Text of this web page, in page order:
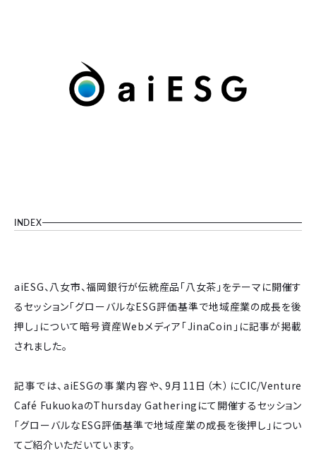
INDEX
aiESG、八女市、福岡銀行が伝統産品「八女茶」をテーマに開催す
るセッション「グローバルなESG評価基準で地域産業の成長を後
押し」について暗号資産Webメディア「JinaCoin」に記事が掲載
されました。
記事では、aiESGの事業内容や、9月11日（木）にCIC/Venture
Café FukuokaのThursday Gatheringにて開催するセッション
「グローバルなESG評価基準で地域産業の成長を後押し」につい
てご紹介いただいています。